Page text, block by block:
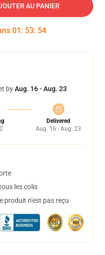
AU PANIER
01 : 53: 54
byAug. 16 - Aug. 23
Delivered
Aug. 16 - Aug. 23
les colis
produit n'est pas reçu